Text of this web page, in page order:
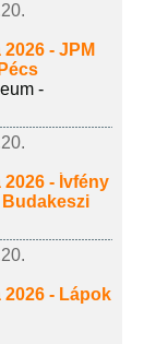
- JPM
-
2026 - Ívfény
Budakeszi
2026 - Lápok